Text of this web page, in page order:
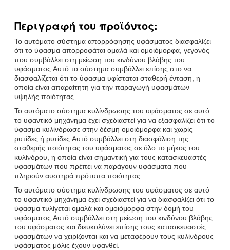
Περιγραφή του προϊόντος:
Το αυτόματο σύστημα απορρόφησης υφάσματος διασφαλίζει
ότι το ύφασμα απορροφάται ομαλά και ομοιόμορφα, γεγονός
που συμβάλλει στη μείωση του κινδύνου βλάβης του
υφάσματος.Αυτό το σύστημα συμβάλλει επίσης στο να
διασφαλίζεται ότι το ύφασμα υφίσταται σταθερή ένταση, η
οποία είναι απαραίτητη για την παραγωγή υφασμάτων
υψηλής ποιότητας.
Το αυτόματο σύστημα κυλίνδρωσης του υφάσματος σε αυτό
το υφαντικό μηχάνημα έχει σχεδιαστεί για να εξασφαλίζει ότι το
ύφασμα κυλίνδρωσε στην δέσμη ομοιόμορφα και χωρίς
ρυτίδες ή ρυτίδες.Αυτό συμβάλλει στη διασφάλιση της
σταθερής ποιότητας του υφάσματος σε όλο το μήκος του
κυλίνδρου, η οποία είναι σημαντική για τους κατασκευαστές
υφασμάτων που πρέπει να παράγουν υφάσματα που
πληρούν αυστηρά πρότυπα ποιότητας.
Το αυτόματο σύστημα κυλίνδρωσης του υφάσματος σε αυτό
το υφαντικό μηχάνημα έχει σχεδιαστεί για να διασφαλίζει ότι το
ύφασμα τυλίγεται ομαλά και ομοιόμορφα στην δομή του
υφάσματος.Αυτό συμβάλλει στη μείωση του κινδύνου βλάβης
του υφάσματος και διευκολύνει επίσης τους κατασκευαστές
υφασμάτων να χειρίζονται και να μεταφέρουν τους κυλίνδρους
υφάσματος μόλις έχουν υφανθεί.